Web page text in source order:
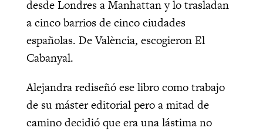
desde Londres a Manhattan y lo trasladan
a cinco barrios de cinco ciudades
españolas. De València, escogieron El
Cabanyal.
Alejandra rediseñó ese libro como trabajo
de su máster editorial pero a mitad de
camino decidió que era una lástima no